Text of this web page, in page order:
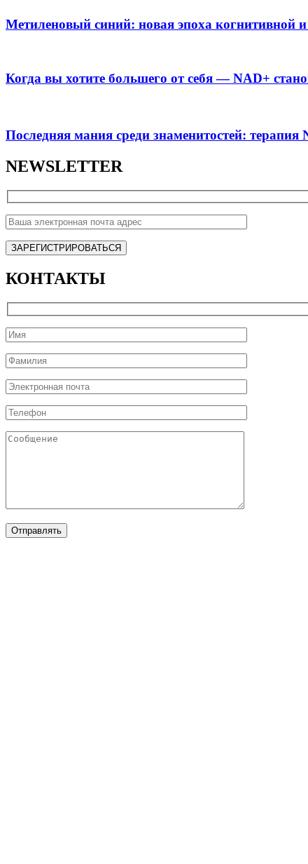
Метиленовый синий: новая эпоха когнитивной
Когда вы хотите большего от себя — NAD+
Последняя мания среди знаменитостей: терапия
NEWSLETTER
КОНТАКТЫ